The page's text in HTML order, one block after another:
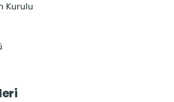
Kurulu